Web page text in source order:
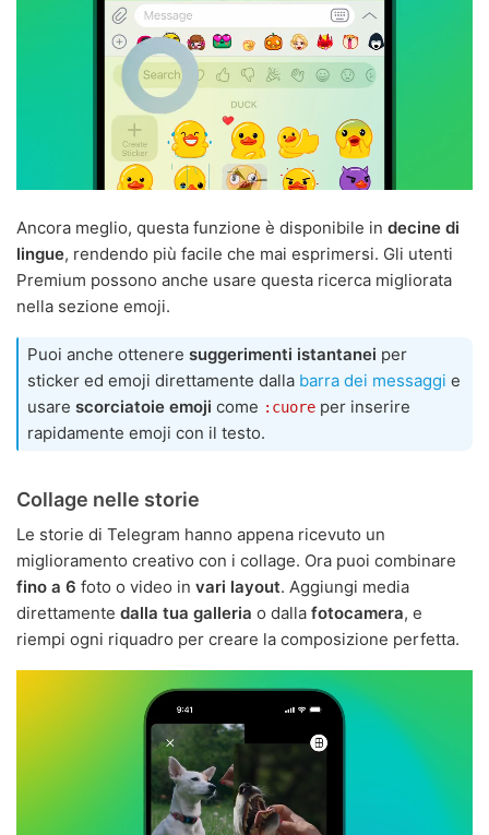
Ancora meglio, questa funzione è disponibile in decine di
lingue, rendendo più facile che mai esprimersi. Gli utenti
Premium possono anche usare questa ricerca migliorata
nella sezione emoji.
Puoi anche ottenere suggerimenti istantanei per
sticker ed emoji direttamente dalla barra dei messaggi e
usare scorciatoie emoji come :cuore per inserire
rapidamente emoji con il testo.
Collage nelle storie
Le storie di Telegram hanno appena ricevuto un
miglioramento creativo con i collage. Ora puoi combinare
fino a 6 foto o video in vari layout. Aggiungi media
direttamente dalla tua galleria o dalla fotocamera, e
riempi ogni riquadro per creare la composizione perfetta.